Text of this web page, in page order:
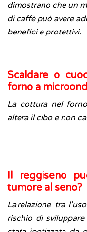
dimostrano che un
di caffè può avere
benefici e protettivi.
Scaldare o
forno a
La cottura nel
altera il cibo e non
Il reggiseno
tumore al seno?
La relazione tra
rischio di